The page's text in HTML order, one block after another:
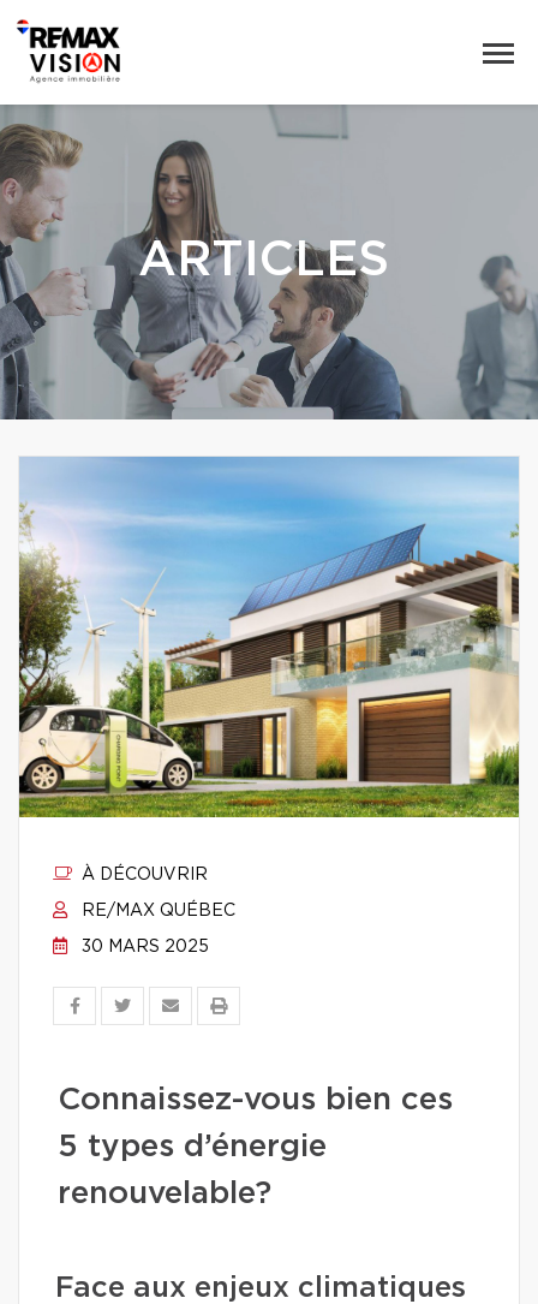
ARTICLES
À DÉCOUVRIR
RE/MAX QUÉBEC
30 MARS 2025
Connaissez-vous bien ces
5 types d’énergie
renouvelable?
Face aux enjeux climatiques